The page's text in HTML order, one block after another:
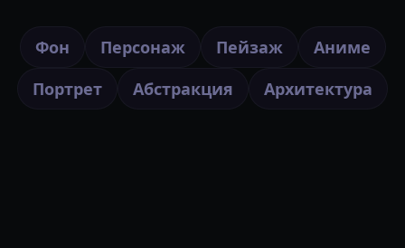
Фон Персонаж Пейзаж
Аниме
Портрет
Абстракция Архитектура